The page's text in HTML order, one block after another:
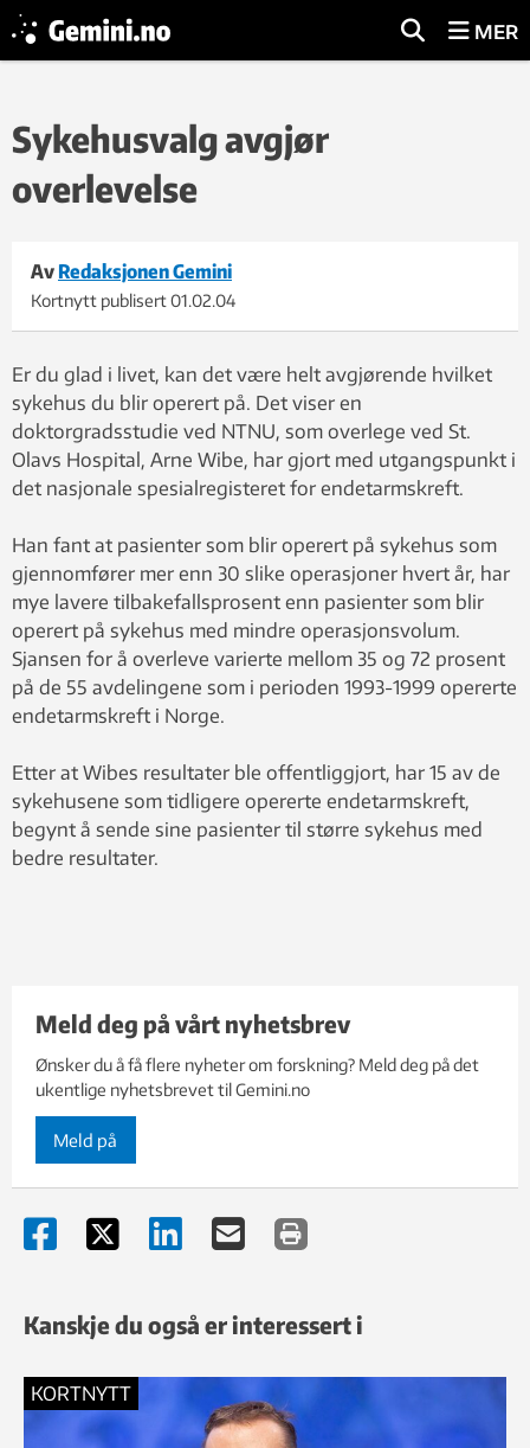
MER
Sykehusvalg avgjør
overlevelse
Av Redaksjonen Gemini
Kortnytt publisert01.02.04
Er du glad i livet, kan det være helt avgjørende hvilket
sykehus du blir operert på. Det viser en
doktorgradsstudie ved NTNU, som overlege ved St.
Olavs Hospital, Arne Wibe, har gjort med utgangspunkt i
det nasjonale spesialregisteret for endetarmskreft.
Han fant at pasienter som blir operert på sykehus som
gjennomfører mer enn 30 slike operasjoner hvert år, har
mye lavere tilbakefallsprosent enn pasienter som blir
operert på sykehus med mindre operasjonsvolum.
Sjansen for å overleve varierte mellom 35 og 72 prosent
på de 55 avdelingene som i perioden 1993-1999 opererte
endetarmskreft i Norge.
Etter at Wibes resultater ble offentliggjort, har 15 av de
sykehusene som tidligere opererte endetarmskreft,
begynt å sende sine pasienter til større sykehus med
bedre resultater.
Meld deg på vårt nyhetsbrev
Ønsker du å få flere nyheter om forskning? Meld deg på det
ukentlige nyhetsbrevet til Gemini.no
Meld på
Kanskje du også er interessert i
KORTNYTT